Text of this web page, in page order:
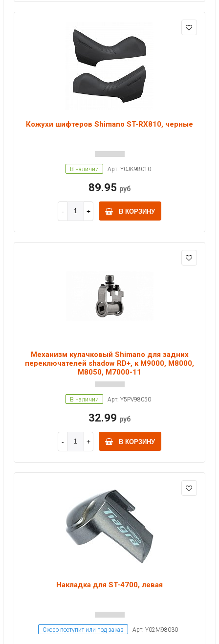
Кожухи шифтеров Shimano ST-RX810, черные
В наличии Арт: Y0JK98010
89.95 руб
В КОРЗИНУ
Механизм кулачковый Shimano для задних
переключателей shadow RD+, к M9000, M8000,
M8050, M7000-11
В наличии Арт: Y5PV98050
32.99 руб
В КОРЗИНУ
Накладка для ST-4700, левая
Скоро поступит или под заказ Арт: Y02M98030